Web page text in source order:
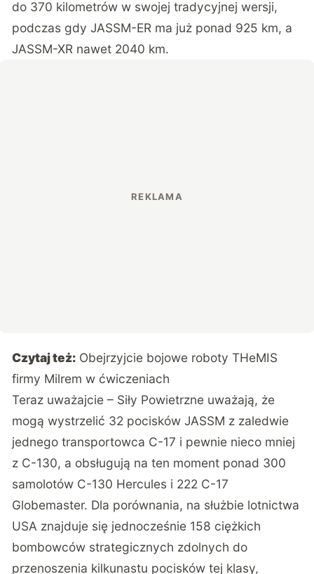
do 370 kilometrów w swojej tradycyjnej wersji,
podczas gdy JASSM-ER ma już ponad 925 km, a
JASSM-XR nawet 2040 km.
Czytaj też: Obejrzyjcie bojowe roboty THeMIS
firmy Milrem w ćwiczeniach
Teraz uważajcie – Siły Powietrzne uważają, że
mogą wystrzelić 32 pocisków JASSM z zaledwie
jednego transportowca C-17 i pewnie nieco mniej
z C-130, a obsługują na ten moment ponad 300
samolotów C-130 Hercules i 222 C-17
Globemaster. Dla porównania, na służbie lotnictwa
USA znajduje się jednocześnie 158 ciężkich
bombowców strategicznych zdolnych do
przenoszenia kilkunastu pocisków tej klasy,